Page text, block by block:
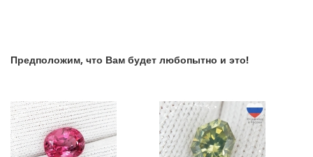
Предположим, что Вам будет любопытно и это!